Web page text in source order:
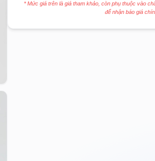
* Mức giá trên là giá tham khảo, còn phụ thuộc vào
để nhận báo giá